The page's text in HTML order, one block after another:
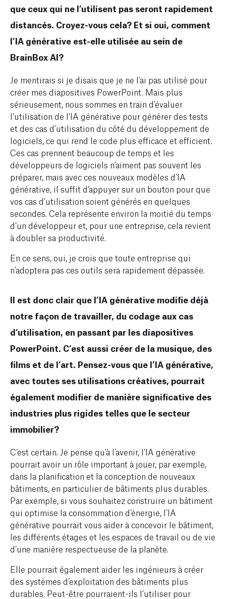
que ceux qui ne l’utilisent pas seront rapidement
distancés. Croyez-vous cela? Et si oui, comment
l’IA générative est-elle utilisée au sein de
BrainBox AI?
Je mentirais si je disais que je ne l’ai pas utilisé pour
créer mes diapositives PowerPoint. Mais plus
sérieusement, nous sommes en train d’évaluer
l’utilisation de l’IA générative pour générer des tests
et des cas d’utilisation du côté du développement de
logiciels, ce qui rend le code plus efficace et efficient.
Ces cas prennent beaucoup de temps et les
développeurs de logiciels n’aiment pas souvent les
préparer, mais avec ces nouveaux modèles d’IA
générative, il suffit d’appuyer sur un bouton pour que
vos cas d’utilisation soient générés en quelques
secondes. Cela représente environ la moitié du temps
d’un développeur et, pour une entreprise, cela revient
à doubler sa productivité.
En ce sens, oui, je crois que toute entreprise qui
n’adoptera pas ces outils sera rapidement dépassée.
Il est donc clair que l’IA générative modifie déjà
notre façon de travailler, du codage aux cas
d’utilisation, en passant par les diapositives
PowerPoint. C’est aussi créer de la musique, des
films et de l’art. Pensez-vous que l’IA générative,
avec toutes ses utilisations créatives, pourrait
également modifier de manière significative des
industries plus rigides telles que le secteur
immobilier?
C’est certain. Je pense qu’à l’avenir, l’IA générative
pourrait avoir un rôle important à jouer, par exemple,
dans la planification et la conception de nouveaux
bâtiments, en particulier de bâtiments plus durables.
Par exemple, si vous souhaitez construire un bâtiment
qui optimise la consommation d’énergie, l’IA
générative pourrait vous aider à concevoir le bâtiment,
les différents étages et les espaces de travail ou de vie
d’une manière respectueuse de la planète.
Elle pourrait également aider les ingénieurs à créer
des systèmes d’exploitation des bâtiments plus
durables. Peut-être pourraient-ils l’utiliser pour